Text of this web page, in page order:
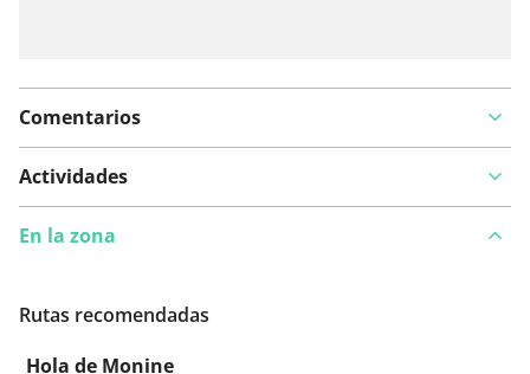
Comentarios
Actividades
En la zona
Rutas recomendadas
Hola de Monine